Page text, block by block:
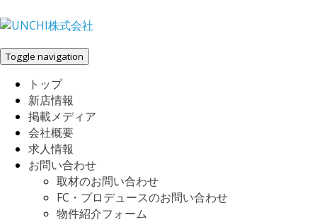
Toggle navigation
トップ
新店情報
掲載メディア
会社概要
求人情報
お問い合わせ
取材のお問い合わせ
FC・プロデュースのお問い合わせ
物件紹介フォーム